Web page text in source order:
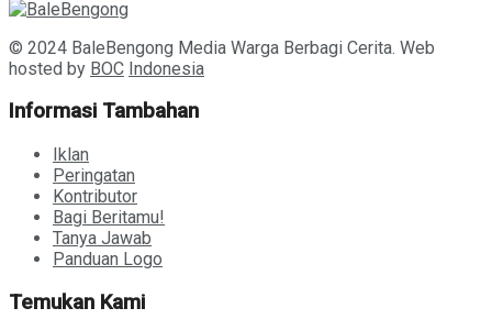
© 2024 BaleBengong Media Warga Berbagi Cerita. Web
hosted by BOC Indonesia
Informasi Tambahan
Iklan
Peringatan
Kontributor
Bagi Beritamu!
Tanya Jawab
Panduan Logo
Temukan Kami